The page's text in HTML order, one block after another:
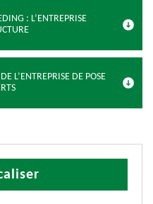
: L’ENTREPRISE
L’ENTREPRISE DE POSE